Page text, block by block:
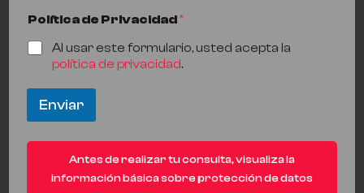
Política de Privacidad*
Al usar este formulario, usted acepta la
política de privacidad.
Enviar
Antes de realizar tu consulta, visualiza la
información básica sobre protección de datos